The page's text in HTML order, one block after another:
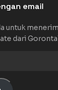
email
untuk
dari